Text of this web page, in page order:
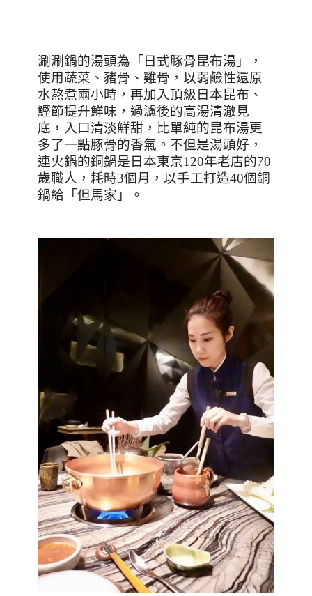
涮涮鍋的湯頭為「日式豚骨昆布湯」，
使用蔬菜、豬骨、雞骨，以弱鹼性還原
水熬煮兩小時，再加入頂級日本昆布、
鰹節提升鮮味，過濾後的高湯清澈見
底，入口清淡鮮甜，比單純的昆布湯更
多了一點豚骨的香氣。不但是湯頭好，
連火鍋的銅鍋是日本東京120年老店的70
歲職人，耗時3個月，以手工打造40個銅
鍋給「但馬家」。